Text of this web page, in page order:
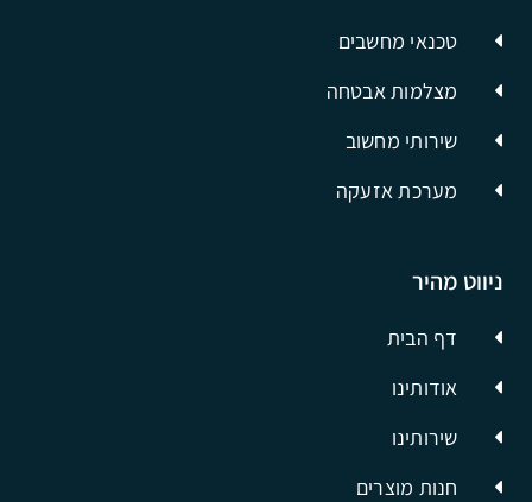
ניווט מהיר
דף הבית
אודותינו
שירותינו
חנות מוצרים
טכנאי מחשבים
מצלמות אבטחה
שירותי מחשוב
מערכת אזעקה